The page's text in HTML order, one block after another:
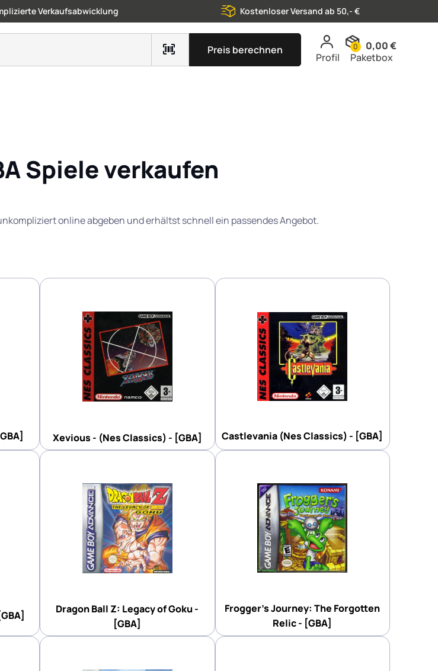
Verkaufsabwicklung Kostenloser Versand ab 50,- €
Preis berechnen
Profil
0
0,00 €
Paketbox
Spiele verkaufen
online abgeben und erhältst schnell ein passendes Angebot.
Xevious - (Nes Classics) - [GBA] Castlevania (Nes Classics) - [GBA]
Dragon Ball Z: Legacy of Goku -
[GBA]
Frogger's Journey: The Forgotten
Relic - [GBA]